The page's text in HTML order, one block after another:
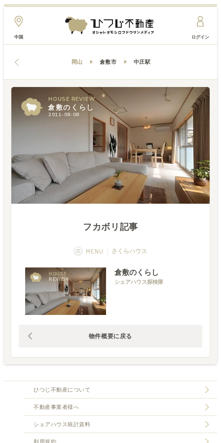
中国 ログイン
岡山 倉敷市 中庄駅
HOUSE REVIEW
倉敷のくらし
2011-08-08
フカボリ記事
MENU さくらハウス
概要 画像一覧
空室状況
フカボリ記事
HOUSE
REVIEW
倉敷のくらし
シェアハウス探検隊
物件概要に戻る
ひつじ不動産について
不動産事業者様へ
シェアハウス統計資料
利用規約